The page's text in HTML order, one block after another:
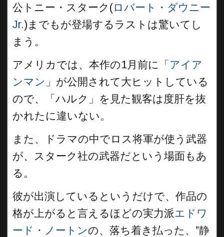
公トニー・スターク(ロバート・ダウニー
Jr.)までもが登場するラストは驚いてし
まう。
アメリカでは、本作の1月前に「 アイア
ンマン 」が公開されて大ヒットしている
ので、「ハルク」を見た観客は度肝を抜
かれたに違いない。
また、ドラマの中でロス将軍が使う武器
が、スターク社の武器だという場面もあ
る。
彼が出演しているというだけで、作品の
格が上がると言えるほどの実力派エドワ
ード・ノートンの、落ち着き払った、”静